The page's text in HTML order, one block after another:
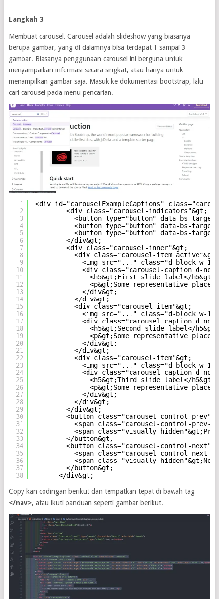
Langkah 3
Membuat carousel. Carousel adalah slideshow yang biasanya
berupa gambar, yang di dalamnya bisa terdapat 1 sampai 3
gambar. Biasanya penggunaan carousel ini berguna untuk
menyampaikan informasi secara singkat, atau hanya untuk
menampilkan gambar saja. Masuk ke dokumentasi bootstrap, lalu
cari carousel pada menu pencarian.
1
2
3
4
5
6
7
8
9
10
11
12
13
14
15
16
17
18
19
20
21
22
23
24
25
26
27
28
29
30
31
32
33
34
35
36
37
38
<div id="carouselExampleCaptions"
<div class="carousel-indicators"&gt;
<button type="button" data-bs-
<button type="button" data-bs-
<button type="button" data-bs-
</div&gt;
<div class="carousel-inner"&gt;
<div class="carousel-item active"&gt;
<img src="..." class="d-block w-
<div class="carousel-caption d-
<h5&gt;First slide label</h5&gt;
<p&gt;Some representative
</div&gt;
</div&gt;
<div class="carousel-item"&gt;
<img src="..." class="d-block w-
<div class="carousel-caption d-
<h5&gt;Second slide label</h5&gt;
<p&gt;Some representative
</div&gt;
</div&gt;
<div class="carousel-item"&gt;
<img src="..." class="d-block w-
<div class="carousel-caption d-
<h5&gt;Third slide label</h5&gt;
<p&gt;Some representative
</div&gt;
</div&gt;
</div&gt;
<button class="carousel-control-prev"
<span class="carousel-control-prev-
<span class="visually-
</button&gt;
<button class="carousel-control-next"
<span class="carousel-control-next-
<span class="visually-
</button&gt;
</div&gt;
Copy kan codingan berikut dan tempatkan tepat di bawah tag
</nav>, atau ikuti panduan seperti gambar berikut.